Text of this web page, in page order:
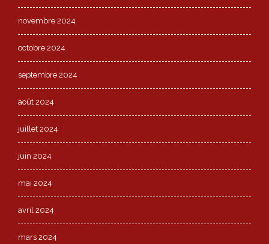
novembre 2024
octobre 2024
septembre 2024
août 2024
juillet 2024
juin 2024
mai 2024
avril 2024
mars 2024